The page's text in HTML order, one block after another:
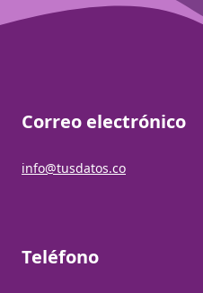
Correo electrónico
info@tusdatos.co
Teléfono